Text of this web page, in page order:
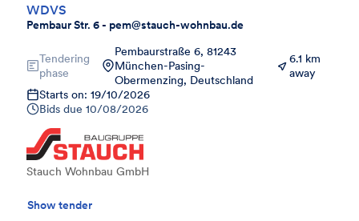
WDVS
Pembaur Str. 6 - pem@stauch-wohnbau.de
Tendering
phase
Pembaurstraße 6, 81243
München-Pasing-
Obermenzing, Deutschland
6.1 km
away
Starts on: 19/10/2026
Bids due 10/08/2026
Stauch Wohnbau GmbH
Show tender